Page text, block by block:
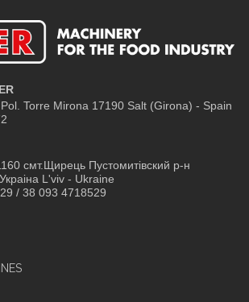
Torre Mirona 17190 Salt (Girona) - Spain
смт.Щирець Пустомитівский р-н
L'viv - Ukraine
/ 38 093 4718529